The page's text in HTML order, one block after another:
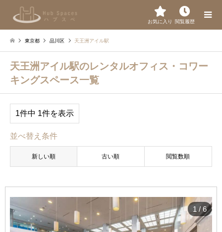
お気に入り 閲覧履歴
東京都 品川区 天王洲アイル駅
天王洲アイル駅のレンタルオフィス・コワー
キングスペース一覧
1件中 1件を表示
並べ替え条件
新しい順 古い順 閲覧数順
1 / 6